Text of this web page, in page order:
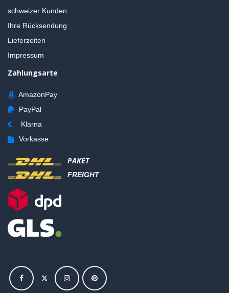
schweizer Kunden
Ihre Rücksendung
Lieferzeiten
Impressum
Zahlungsarte
AmazonPay
PayPal
Klarna
Vorkasse
PAKET
FREIGHT